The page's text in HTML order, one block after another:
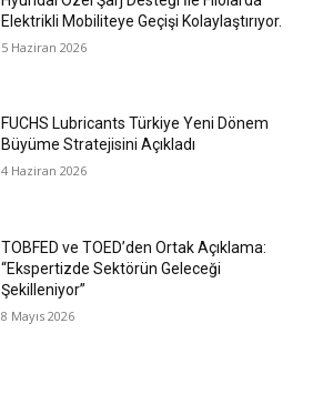
Elektrikli Mobiliteye Geçişi Kolaylaştırıyor.
5 Haziran 2026
FUCHS Lubricants Türkiye Yeni Dönem
Büyüme Stratejisini Açıkladı
4 Haziran 2026
TOBFED ve TOED’den Ortak Açıklama:
“Ekspertizde Sektörün Geleceği
Şekilleniyor”
8 Mayıs 2026